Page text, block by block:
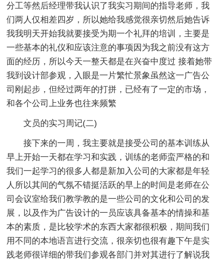
分工等然后经理带我认识了我实习期间的指导老师，我
们两人仅相差四岁，所以她给我感觉很亲切然后她告诉
我我明天开始我就要接受为期一个礼拜的培训，主要是
一些基本的礼仪和应该注意的事项因为我之前没有这方
面的经历，所以今天一整天都是在兴奋中度过 接着她带
我到设计部参观，入眼是一片繁忙景象虽然这一广告公
司刚起步，但经过两年的打拼，已经有了一定的市场，
和各个公司上业务也往来频繁
文员的实习周记(二)
接下来的一周，我主要就是接受公司的基本训练从
早上开始一天都在学习和实践，训练的老师蛮严格的和
我们一起学习的很多人都是新加入公司的大家都是年轻
人所以其间的气氛不错挺活跃的早上的时间是老师在公
司会议室给我们教学教的是一些公司的文化和公司的发
展，以及作为广告设计的一员应该具备基本的情操和基
本的素质，是比较学术的东西大家都很积极，期间我们
用不同的本地语言进行交流，很亲切也很有趣下午是实
践老师很详细的带我们参观各部门并对其进行了解说我